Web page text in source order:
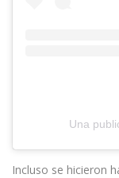
Una
Incluso se hicieron